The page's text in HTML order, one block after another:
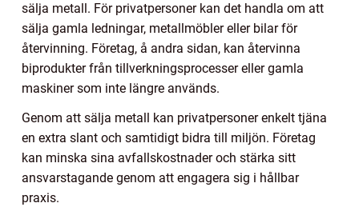
sälja metall. För privatpersoner kan det handla om att
sälja gamla ledningar, metallmöbler eller bilar för
återvinning. Företag, å andra sidan, kan återvinna
biprodukter från tillverkningsprocesser eller gamla
maskiner som inte längre används.
Genom att sälja metall kan privatpersoner enkelt tjäna
en extra slant och samtidigt bidra till miljön. Företag
kan minska sina avfallskostnader och stärka sitt
ansvarstagande genom att engagera sig i hållbar
praxis.